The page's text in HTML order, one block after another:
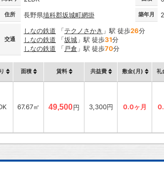
住所 長野県埴科郡坂城町網掛 築年月
交通
しなの鉄道 「テクノさかき 」駅 徒歩26分
しなの鉄道 「坂城 」駅 徒歩31分
しなの鉄道 「戸倉 」駅 徒歩70分
面積 賃料 共益費 敷金(月) 礼
67.67㎡ 49,500円 3,300円 0.0ヶ月